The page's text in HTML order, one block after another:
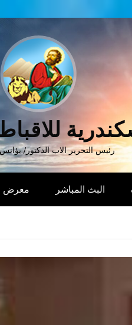
رئيس التحرير الاب الدكتور/
البث المباشر معرض